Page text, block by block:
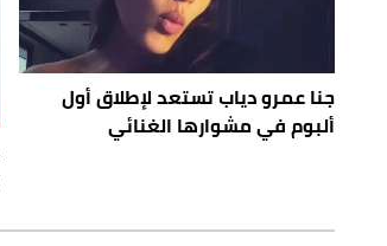
جنا عمرو دياب تستعد لإطلاق أول
ألبوم في مشوارها الغنائي